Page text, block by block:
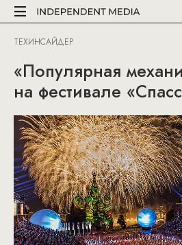
ТЕХИНСАЙДЕР
«Популярная
на фестивале